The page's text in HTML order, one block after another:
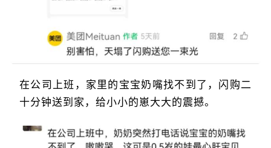
在公司上班，家里的宝宝奶嘴找不到了，闪购二
十分钟送到家，给小小的崽大大的震撼。